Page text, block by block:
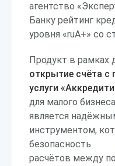
агентство
Банку рейтинг
уровня «ruA+» со
Продукт в рамках
открытие счёта с
услуги
для малого
является
инструментом,
безопасность
расчётов между